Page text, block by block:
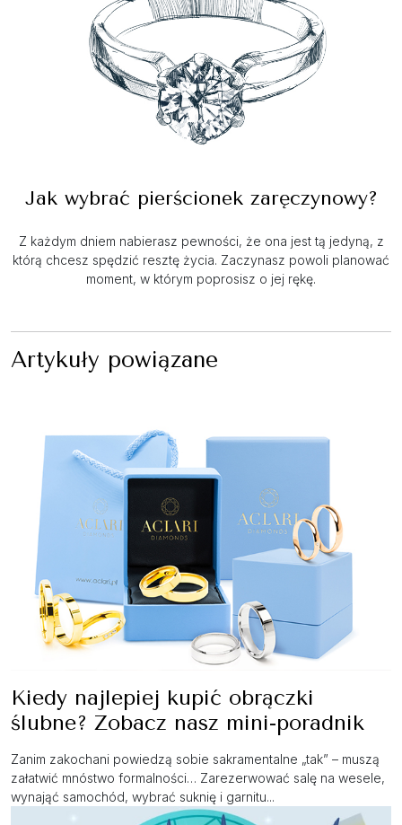
Jak wybrać pierścionek zaręczynowy?
Z każdym dniem nabierasz pewności, że ona jest tą jedyną, z
którą chcesz spędzić resztę życia. Zaczynasz powoli planować
moment, w którym poprosisz o jej rękę.
Artykuły powiązane
Kiedy najlepiej kupić obrączki
ślubne? Zobacz nasz mini-poradnik
Zanim zakochani powiedzą sobie sakramentalne „tak” – muszą
załatwić mnóstwo formalności… Zarezerwować salę na wesele,
wynająć samochód, wybrać suknię i garnitu...